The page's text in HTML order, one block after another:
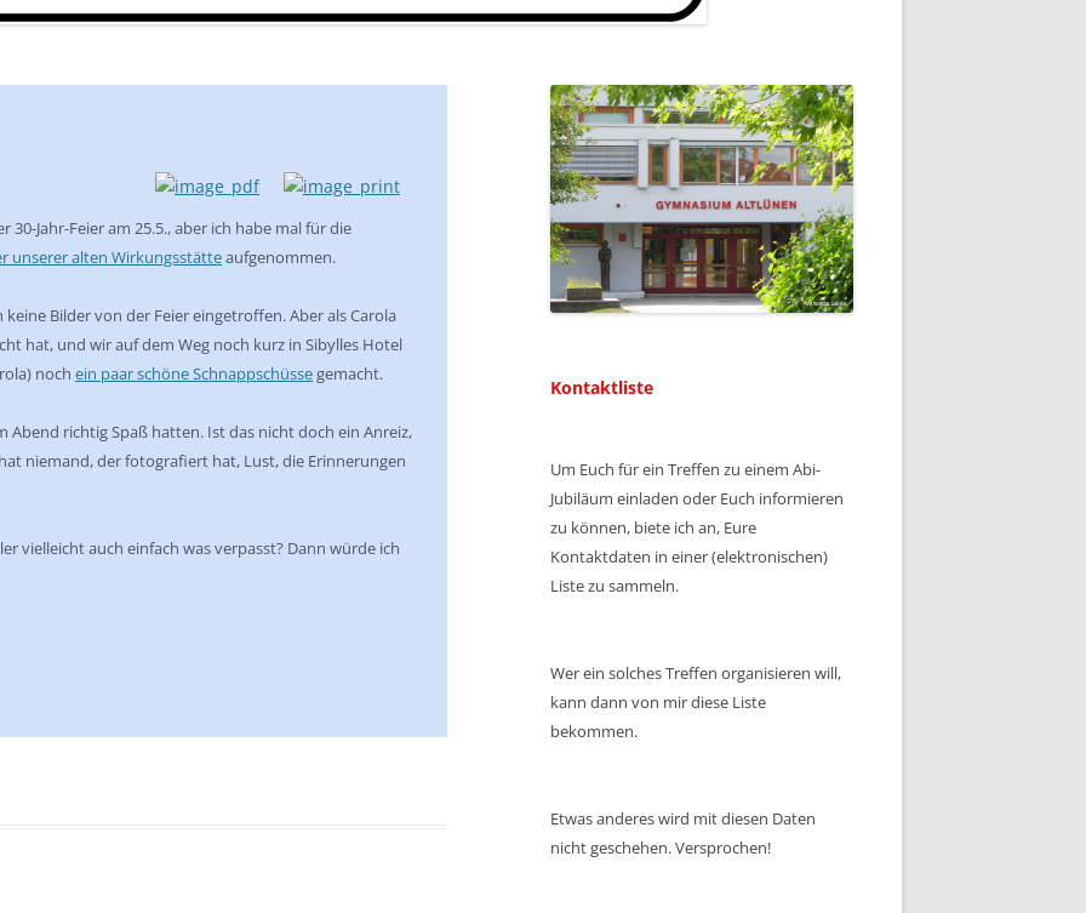
30-Jahr-Feier am 25.5., aber ich habe mal für die
unserer alten Wirkungsstätteaufgenommen.
Bilder von der Feier eingetroffen. Aber als Carola
hat, und wir auf dem Weg noch kurz in Sibylles Hotel
noch ein paar schöne Schnappschüssegemacht.
Abend richtig Spaß hatten. Ist das nicht doch ein Anreiz,
niemand, der fotografiert hat, Lust, die Erinnerungen
vielleicht auch einfach was verpasst? Dann würde ich
Kontaktliste
Um Euch für ein Treffen zu einem Abi-
Jubiläum einladen oder Euch informieren
zu können, biete ich an, Eure
Kontaktdaten in einer (elektronischen)
Liste zu sammeln.
Wer ein solches Treffen organisieren will,
kann dann von mir diese Liste
bekommen.
Etwas anderes wird mit diesen Daten
nicht geschehen. Versprochen!